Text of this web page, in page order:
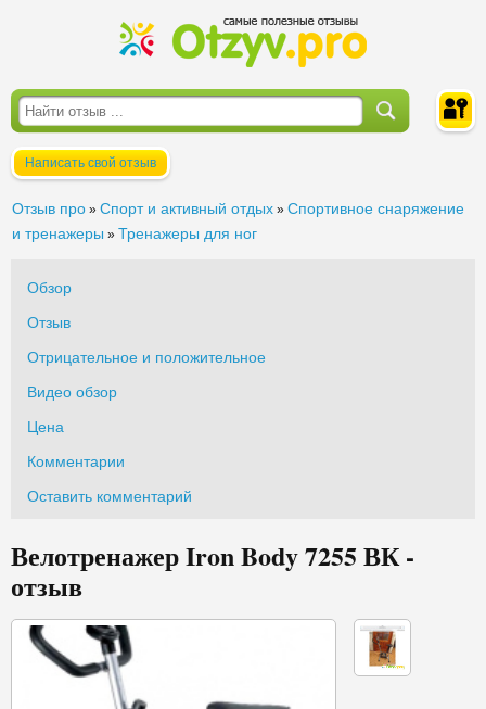
Написать свой отзыв
Отзыв про » Спорт и активный отдых » Спортивное снаряжение
и тренажеры » Тренажеры для ног
Обзор
Отзыв
Отрицательное и положительное
Видео обзор
Цена
Комментарии
Оставить комментарий
Велотренажер Iron Body 7255 ВК -
отзыв